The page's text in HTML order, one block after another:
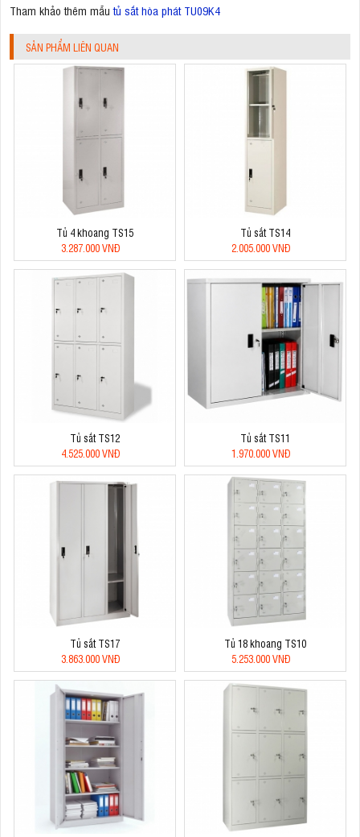
Tham khảo thêm mẫutủ sắt hòa phát TU09K4
SẢN PHẨM LIÊN QUAN
Tủ 4 khoang TS15
3.287.000 VNĐ
Tủ sắt TS14
2.005.000 VNĐ
Tủ sắt TS12
4.525.000 VNĐ
Tủ sắt TS11
1.970.000 VNĐ
Tủ sắt TS17
3.863.000 VNĐ
Tủ 18 khoang TS10
5.253.000 VNĐ